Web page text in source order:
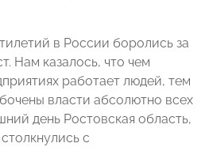
в России боролись за
Нам казалось, что чем
работает людей, тем
власти абсолютно всех
день Ростовская область,
с